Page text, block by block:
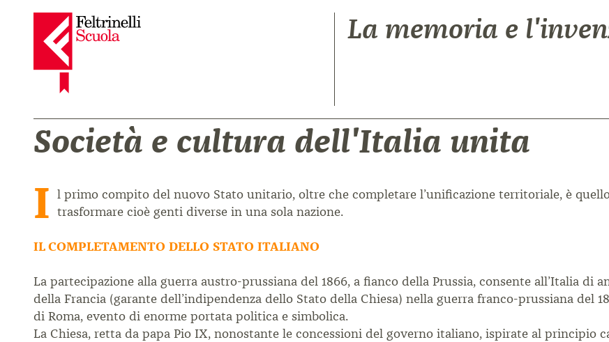
La memoria e
Società e cultura dell'Italia unita
I l primo compito del nuovo Stato unitario, oltre che completare l’unificazione territoriale, è
trasformare cioè genti diverse in una sola nazione.
IL COMPLETAMENTO DELLO STATO ITALIANO
La partecipazione alla guerra austro-prussiana del 1866, a fianco della Prussia, consente all’Italia di
della Francia (garante dell’indipendenza dello Stato della Chiesa) nella guerra franco-prussiana del
di Roma, evento di enorme portata politica e simbolica.
La Chiesa, retta da papa Pio IX, nonostante le concessioni del governo italiano, ispirate al principio